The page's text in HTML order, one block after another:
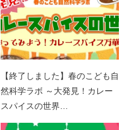
【終了しました】春のこども自
然科学ラボ ～大発見！カレー
スパイスの世界…